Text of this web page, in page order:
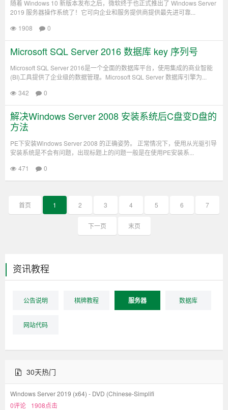
随着 Windows 10 新版本发布之后，微软终于也正式推出了 Windows Server
2019 服务器操作系统了！它可向企业和服务提供商提供最先进可靠...
1908
0
Microsoft SQL Server 2016 数据库 key 序列号
Microsoft SQL Server 2016是一个全面的数据库平台，使用集成的商业智能
(BI)工具提供了企业级的数据管理。Microsoft SQL Server 数据库引擎为...
342
0
解决Windows Server 2008 安装系统后C盘变D盘的
方法
PE下安装Windows Server 2008 的正确姿势。 正常情况下，使用从光驱引导
安装系统是不会有问题，出现标题上的问题一般是在使用PE安装系...
471
0
首页 1 2 3 4 5 6 7
下一页 末页
资讯教程
公告说明 棋牌教程 服务器 数据库
网站代码
30天热门
Windows Server 2019 (x64) - DVD (Chinese-Simplifi
0评论
1908点击